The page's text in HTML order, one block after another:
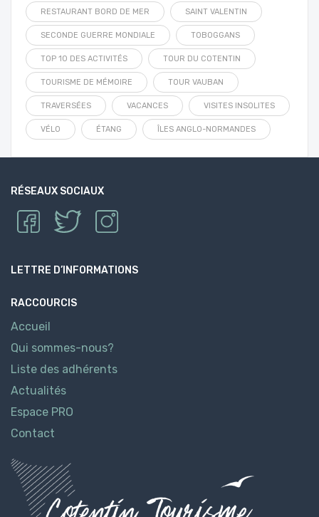
RESTAURANT BORD DE MER SAINT VALENTIN
SECONDE GUERRE MONDIALE TOBOGGANS
TOP 10 DES ACTIVITÉS TOUR DU COTENTIN
TOURISME DE MÉMOIRE TOUR VAUBAN
TRAVERSÉES VACANCES VISITES INSOLITES
VÉLO ÉTANG ÎLES ANGLO-NORMANDES
RÉSEAUX SOCIAUX
LETTRE D’INFORMATIONS
RACCOURCIS
Accueil
Qui sommes-nous?
Liste des adhérents
Actualités
Espace PRO
Contact